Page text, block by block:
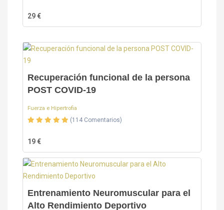
29 €
Recuperación funcional de la persona
POST COVID-19
Fuerza e Hipertrofia
(114 Comentarios)
19 €
Entrenamiento Neuromuscular para el
Alto Rendimiento Deportivo